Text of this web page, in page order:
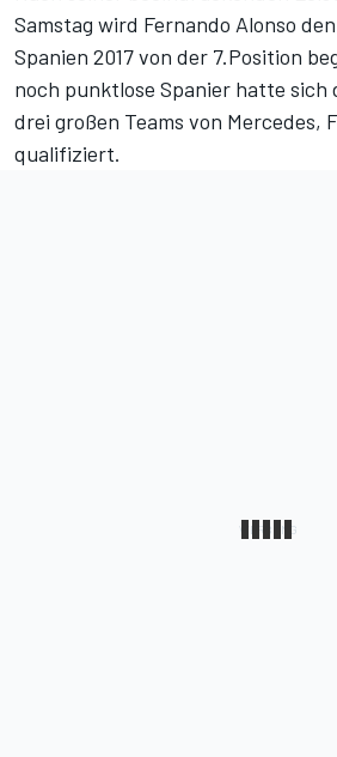
Samstag wird Fernando Alonso
Spanien 2017 von der 7.Position
noch punktlose Spanier hatte sich
drei großen Teams von Mercedes,
qualifiziert.